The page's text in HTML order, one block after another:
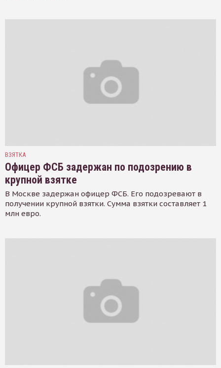
ВЗЯТКА
Офицер ФСБ задержан по подозрению в
крупной взятке
В Москве задержан офицер ФСБ. Его подозревают в
получении крупной взятки. Сумма взятки составляет 1
млн евро.